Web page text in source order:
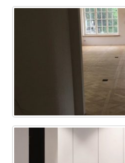
parquet o
Tarima
Vivienda
(Completa)